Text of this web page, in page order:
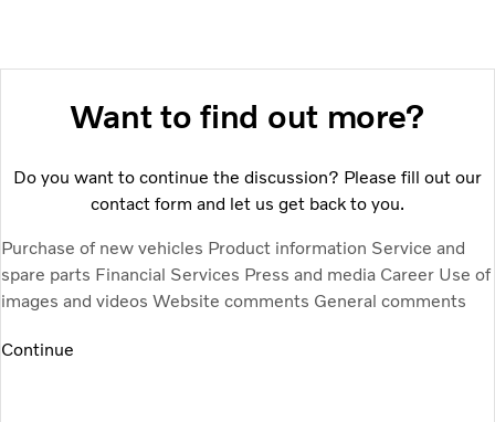
Want to find out more?
Do you want to continue the discussion? Please fill out our
contact form and let us get back to you.
Purchase of new vehicles Product information Service and
spare parts Financial Services Press and media Career Use of
images and videos Website comments General comments
Continue